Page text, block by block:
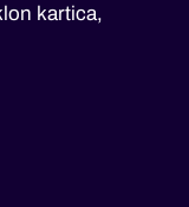
kartica,